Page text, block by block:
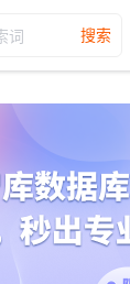
搜索